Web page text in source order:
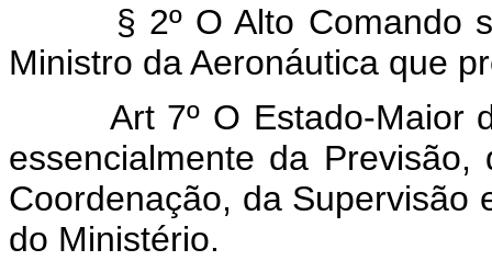
§ 2º O Alto Comando
Ministro da Aeronáutica que
Art 7º O Estado-Maior da
essencialmente da
Coordenação, da Supervisão
do Ministério.